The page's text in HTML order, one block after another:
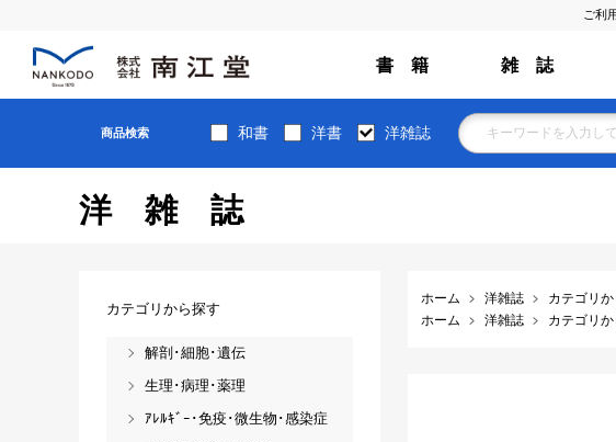
ご利
書 籍 雑 誌
商品検索 和書 洋書 洋雑誌
洋雑誌
ホーム 洋雑誌 カテゴリ
ホーム
洋雑誌 カテゴリ
カテゴリから探す
解剖･細胞･遺伝
生理･病理･薬理
ｱﾚﾙｷﾞｰ･免疫･微生物･感染症